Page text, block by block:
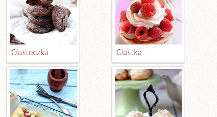
Ciasteczka Ciastka